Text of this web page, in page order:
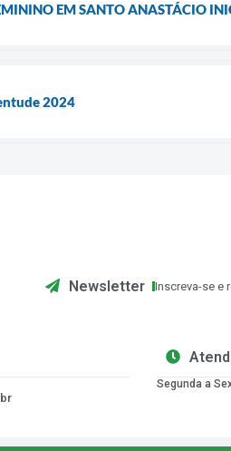
EM SANTO ANASTÁCIO
2024
Segunda a
Newsletter Inscreva-se e